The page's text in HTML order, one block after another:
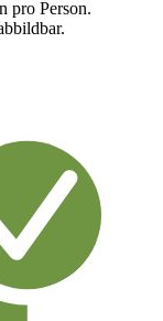
pro Person.